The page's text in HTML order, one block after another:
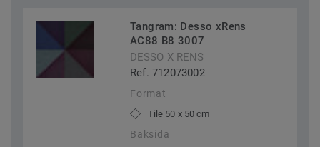
Tangram: Desso xRens
AC88 B8 3007
DESSO X RENS
Ref. 712073002
Format
Tile 50 x 50 cm
Baksida